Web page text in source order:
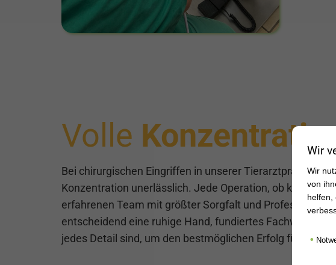
Volle
Bei chirurgischen Eingriffen in unserer Tierarztpraxis ist
Konzentration unerlässlich. Jede Operation, ob klein
erfahrenen Team mit größter Sorgfalt und
entscheidend eine ruhige Hand, fundiertes Fachwissen
jedes Detail sind, um den bestmöglichen Erfolg für
Wir
Wir
von
helfen,
•